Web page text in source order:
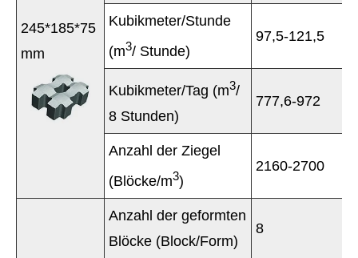
245*185*75
mm
Kubikmeter/Stunde
(m3/ Stunde)
97,5-121,5
Kubikmeter/Tag (m3/
8 Stunden)
777,6-972
Anzahl der Ziegel
(Blöcke/m3)
2160-2700
Anzahl der geformten
Blöcke (Block/Form)
8